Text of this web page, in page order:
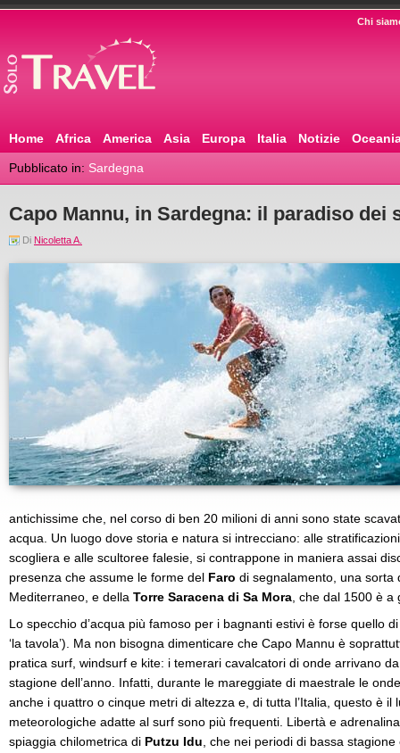
Chi
Home Africa America Asia Europa Italia Notizie
Pubblicato in: Sardegna
Capo Mannu, in Sardegna: il paradiso dei
Di Nicoletta A.
antichissime che, nel corso di ben 20 milioni di anni sono state
acqua. Un luogo dove storia e natura si intrecciano: alle
scogliera e alle scultoree falesie, si contrappone in maniera assai
presenza che assume le forme del Faro di segnalamento, una sorta
Mediterraneo, e della Torre Saracena di Sa Mora , che dal 1500 è
Lo specchio d’acqua più famoso per i bagnanti estivi è forse quello
‘la tavola’). Ma non bisogna dimenticare che Capo Mannu è
pratica surf, windsurf e kite: i temerari cavalcatori di onde arrivano
stagione dell’anno. Infatti, durante le mareggiate di maestrale le
anche i quattro o cinque metri di altezza e, di tutta l’Italia, questo è il
meteorologiche adatte al surf sono più frequenti. Libertà e
spiaggia chilometrica di Putzu Idu , che nei periodi di bassa